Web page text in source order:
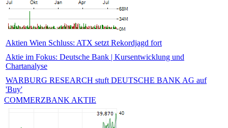
Aktien Wien Schluss: ATX setzt Rekordjagd fort
Aktie im Fokus: Deutsche Bank | Kursentwicklung und
Chartanalyse
WARBURG RESEARCH stuft DEUTSCHE BANK AG auf
'Buy'
COMMERZBANK AKTIE